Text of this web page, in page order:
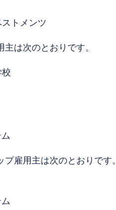
トメンツ
は次のとおりです。
雇用主は次のとおりです。